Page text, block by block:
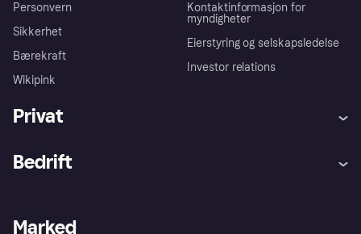
Personvern
Sikkerhet
Bærekraft
Wikipink
Kontaktinformasjon for
myndigheter
Eierstyring og selskapsledelse
Investor relations
Privat
Utforsk butikker
Bedrift
Merchant portal
Marked